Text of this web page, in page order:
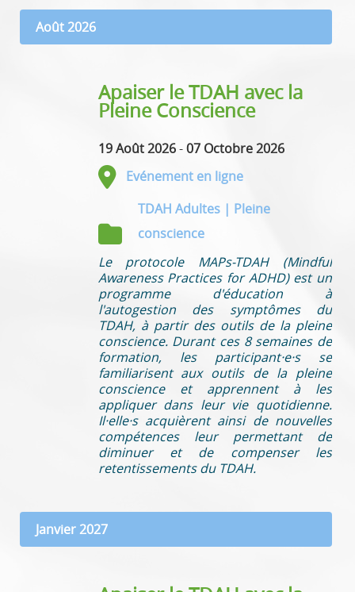
Août 2026
Apaiser le TDAH avec la
Pleine Conscience
19 Août 2026 -07 Octobre 2026
Evénement en ligne
TDAH Adultes | Pleine
conscience
Le protocole MAPs-TDAH (Mindful
Awareness Practices for ADHD) est un
programme d'éducation à
l'autogestion des symptômes du
TDAH, à partir des outils de la pleine
conscience. Durant ces 8 semaines de
formation, les participant·e·s se
familiarisent aux outils de la pleine
conscience et apprennent à les
appliquer dans leur vie quotidienne.
Il·elle·s acquièrent ainsi de nouvelles
compétences leur permettant de
diminuer et de compenser les
retentissements du TDAH.
Janvier 2027